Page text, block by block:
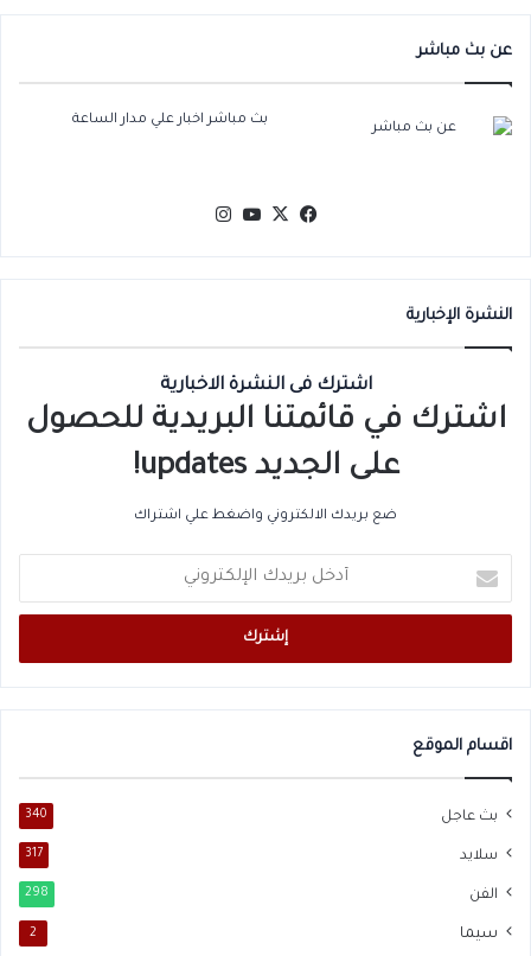
عن بث مباشر
بث مباشر اخبار علي مدار الساعة
فيسبوك
‫X
‫YouTube
النشرة الإخبارية
اشترك فى النشرة الاخبارية
اشترك في قائمتنا البريدية للحصول
على الجديد updates!
ضع بريدك الالكتروني واضغط علي اشتراك
بريدك
الإلكتروني
اقسام الموقع
بث عاجل 340
سلايد 317
الفن 298
سيما 2